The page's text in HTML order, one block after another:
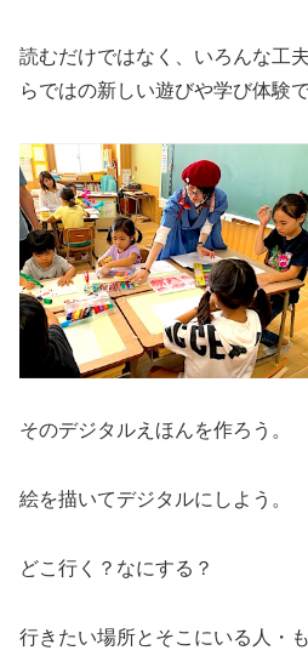
読むだけではなく、いろんな工
らではの新しい遊びや学び体験で
そのデジタルえほんを作ろう。
絵を描いてデジタルにしよう。
どこ行く？なにする？
行きたい場所とそこにいる人・